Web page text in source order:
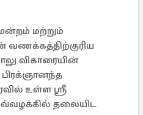
மற்றும்
வணக்கத்திற்குரிய
விகாரையின்
உள்ள ஸ்ரீ
தலையிட